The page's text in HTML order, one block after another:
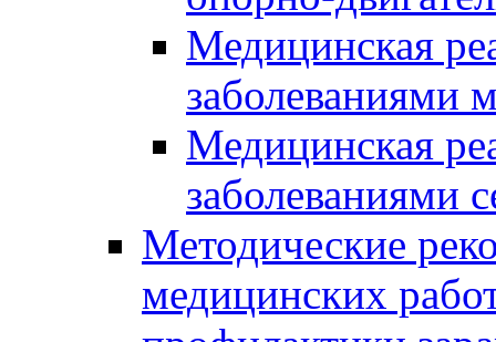
Медицинская
заболеваниями
Медицинская
заболеваниями
Методические
медицинских